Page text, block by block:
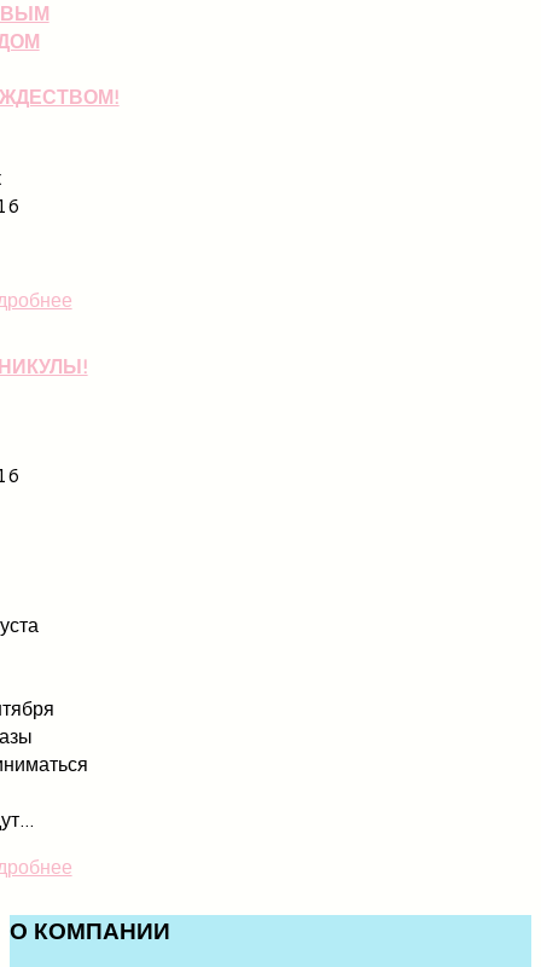
О КОМПАНИИ